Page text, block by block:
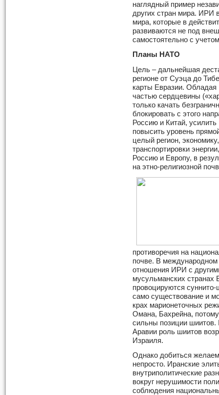
наглядный пример
других стран мира. ИРИ
мира, которые в
развиваются не под
самостоятельно с
Планы НАТО
Цель – дальнейшая
регионе от Суэца до
карты Евразии. Обладая
частью сердцевины
только качать
блокировать с этого
Россию и Китай,
повысить уровень
целый регион,
транспортировки
Россию и Европу, в
на этно-религиозной
противоречия на
почве. В международном
отношения ИРИ с
мусульманских странах
провоцируются
само существование и
крах марионеточных
Омана, Бахрейна,
сильны позиции шиитов.
Аравии роль шиитов
Израиля.
Однако добиться
непросто. Иранские
внутриполитические
вокруг нерушимости
соблюдения